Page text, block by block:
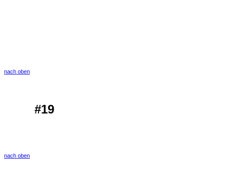
nach oben
#19
nach oben